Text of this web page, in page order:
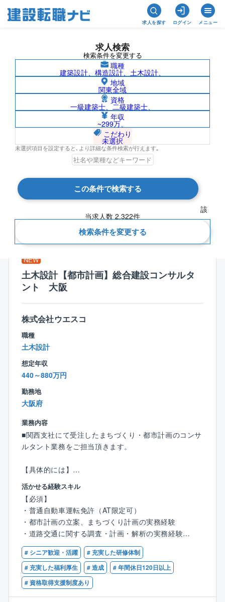
求人を探す ログイン メニュー
求人検索
検索条件を変更する
職種
建築設計、構造設計、土木設計、
地域
関東全域
資格
一級建築士、二級建築士、
年収
~299万、
こだわり
未選択
未選択項目を設定すると､より詳細な条件検索が行えます｡
この条件で検索する
該
当求人数 2,322件
検索条件を変更する
大阪府の求人検索結果一覧
検索結果 2,322 件
現在の検索条件
NEW
土木設計【都市計画】総合建設コンサルタ
ント 大阪
株式会社ウエスコ
職種
土木設計
想定年収
440～880万円
勤務地
大阪府
業務内容
■関西支社にて受注したまちづくり・都市計画のコンサ
ルタント業務をご担当頂きます。
【具体的には】
・まちづくり支援全般：都市構造や土地利用のマスタ
ープラン策定、景観・ランドスケープデザイン、まち
づくり活動支援、コミュニティデザイン
・地域に合わせた提案：人口減少、高齢化、自然災害
の激甚化など社会情勢を踏まえ、各市町村の状況を調
査・分析し、地域に最適なまちづくりの提案
※3D都市モデルや人流データなど、情報のデジタル化
に対応した新技術を積極的に活用しています。
※使用ソフト：QGIS、イラストレーター
案件詳細
活かせる経験スキル
【必須】
・普通自動車運転免許（AT限定可）
・都市計画の立案、まちづくり計画の実務経験
・道路交通に関する調査・計画・解析の実務経験
・面整備（企業用地・住宅用地・公園緑地・スポーツ
施設・景観デザインなど）の調査・計画・設計の実務
経験
【優遇】
# シニア歓迎・活躍
# 充実した研修体制
# 充実した福利厚生
# 造成
# 年間休日120日以上
# 資格取得支援制度あり